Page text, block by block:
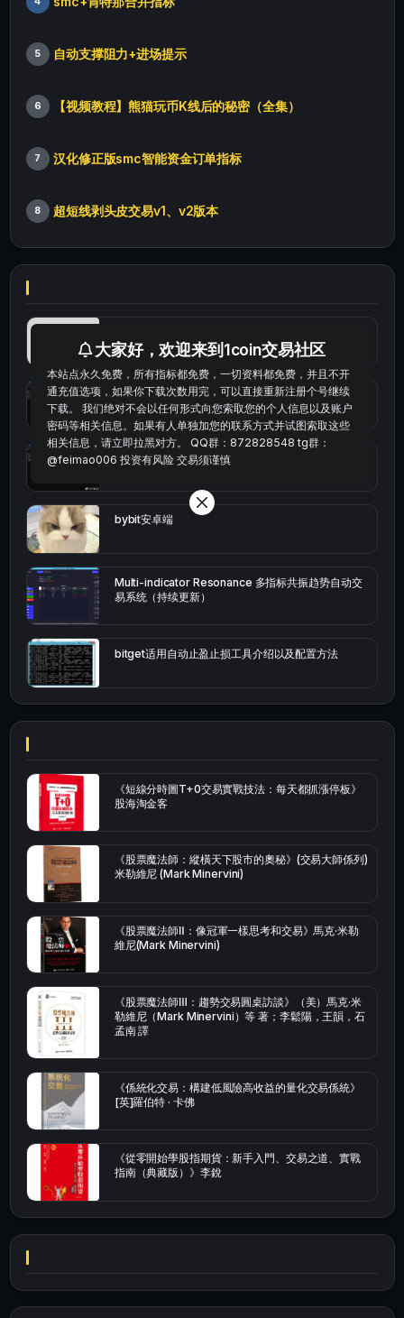
5 自动支撑阻力+进场提示
6 【视频教程】熊猫玩币K线后的秘密（全集）
7 汉化修正版smc智能资金订单指标
8 超短线剥头皮交易v1、v2版本
统计涨跌幅的python代码
okx的短线量化的免费版本
bybit安卓端
Multi-indicator Resonance 多指标共振趋势自动交
易系统（持续更新）
bitget适用自动止盈止损工具介绍以及配置方法
《短線分時圖T+0交易實戰技法：每天都抓漲停板》
股海淘金客
《股票魔法師：縱橫天下股市的奧秘》(交易大師係列)
米勒維尼 (Mark Minervini)
《股票魔法師Ⅱ：像冠軍一樣思考和交易》馬克·米勒
維尼(Mark Minervini)
《股票魔法師Ⅲ：趨勢交易圓桌訪談》（美）馬克·米
勒維尼（Mark Minervini）等 著；李鬆陽，王韻，石
孟南 譯
《係統化交易：構建低風險高收益的量化交易係統》
[英]羅伯特 · 卡佛
《從零開始學股指期貨：新手入門、交易之道、實戰
指南（典藏版）》李銳
大家好，欢迎来到1coin交易社区
本站点永久免费，所有指标都免费，一切资料都免费，并且不开
通充值选项，如果你下载次数用完，可以直接重新注册个号继续
下载。 我们绝对不会以任何形式向您索取您的个人信息以及账户
密码等相关信息。如果有人单独加您的联系方式并试图索取这些
相关信息，请立即拉黑对方。 QQ群：872828548 tg群：
@feimao006 投资有风险 交易须谨慎